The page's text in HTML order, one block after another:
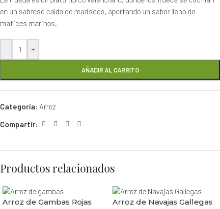
en un sabroso caldo de mariscos, aportando un sabor lleno de
matices marinos.
- +
AÑADIR AL CARRITO
Categoría: Arroz
Compartir:
Productos relacionados
Arroz de Gambas Rojas Arroz de Navajas Gallegas